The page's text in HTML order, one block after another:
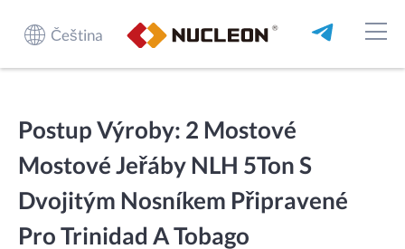
Čeština
Postup Výroby: 2 Mostové
Mostové Jeřáby NLH 5Ton S
Dvojitým Nosníkem Připravené
Pro Trinidad A Tobago